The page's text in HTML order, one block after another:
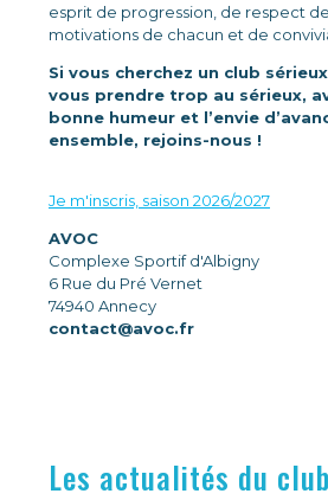
esprit de progression, de respect
motivations de chacun et de
Si vous cherchez un club
vous prendre trop au sérieux,
bonne humeur et l’envie
ensemble, rejoins-nous !
Je m'inscris, saison 2026/2027
AVOC
Complexe Sportif d'Albigny
6 Rue du Pré Vernet
74940 Annecy
contact@avoc.fr
Les actualités du club